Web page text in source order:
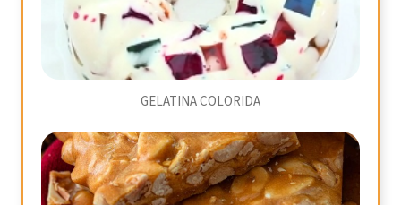
GELATINA COLORIDA